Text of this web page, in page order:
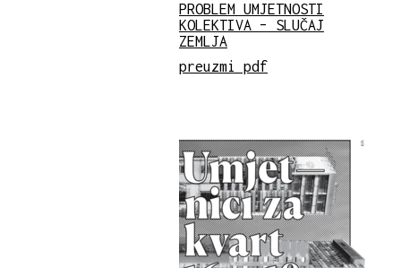
PROBLEM UMJETNOSTI
KOLEKTIVA – SLUČAJ
ZEMLJA
preuzmi pdf